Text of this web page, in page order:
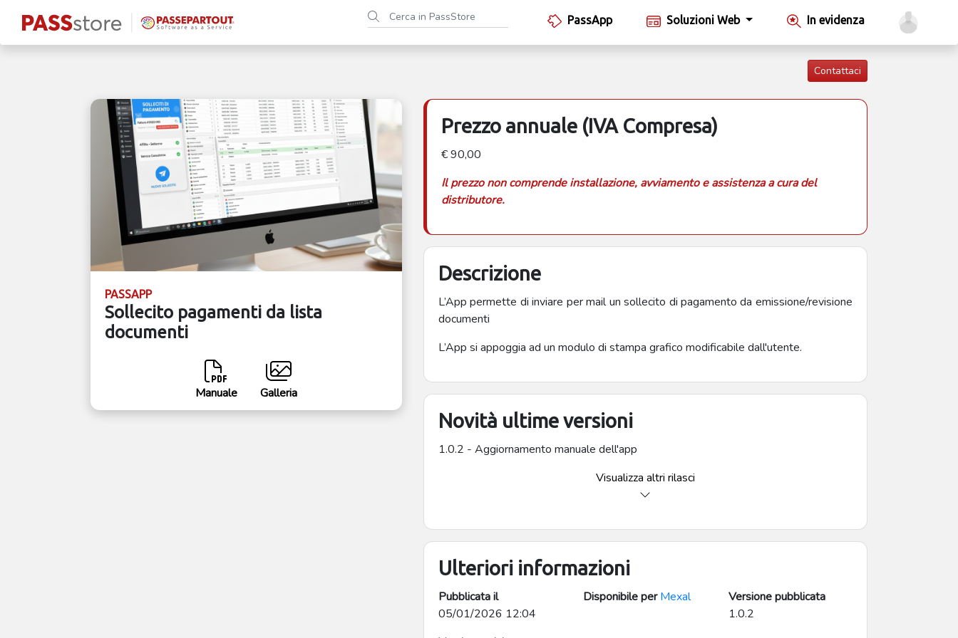
PassApp Soluzioni Web In evidenza
Contattaci
PASSAPP
Sollecito pagamenti da lista
documenti
Manuale Galleria
Prezzo annuale (IVA Compresa)
€ 90,00
Il prezzo non comprende installazione, avviamento e assistenza a cura del
distributore.
Descrizione
L’App permette di inviare per mail un sollecito di pagamento da emissione/revisione
documenti
L’App si appoggia ad un modulo di stampa grafico modificabile dall'utente.
Novità ultime versioni
1.0.2 - Aggiornamento manuale dell'app
Visualizza altri rilasci
Ulteriori informazioni
Pubblicata il
05/01/2026 12:04
Disponibile per Mexal
Versione pubblicata
1.0.2